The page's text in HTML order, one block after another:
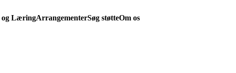
og LæringArrangementerSøg støtteOm os